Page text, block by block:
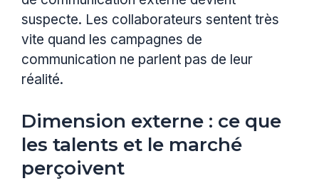
suspecte. Les collaborateurs sentent très
vite quand les campagnes de
communication ne parlent pas de leur
réalité.
Dimension externe : ce que
les talents et le marché
perçoivent